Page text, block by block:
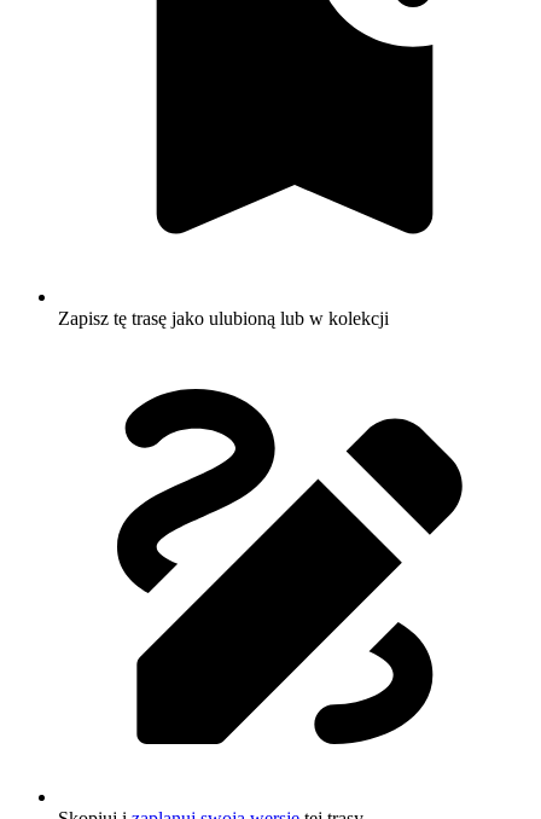
Zapisz tę trasę jako ulubioną lub w kolekcji